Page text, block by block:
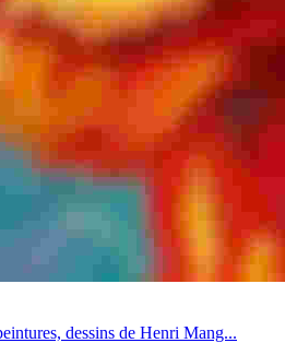
dessins de Henri Mang...